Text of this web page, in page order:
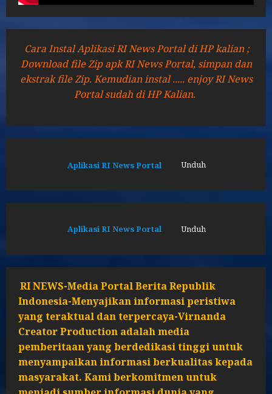
Cara Instal Aplikasi RI News Portal di HP kalian ;
Download file Zip apk RI News Portal, simpan dan
ekstrak file Zip. Kemudian instal ..... enjoy RI News
Portal sudah di HP Kalian.
Aplikasi RI News Portal Unduh
Aplikasi RI News Portal Unduh
RI NEWS-Media Portal Berita Republik
Indonesia-Menyajikan informasi peristiwa
yang teraktual dan terpercaya-Virnanda
Creator Production adalah media
pemberitaan yang berdedikasi tinggi untuk
menyampaikan informasi berkualitas kepada
masyarakat. Kami berkomitmen untuk